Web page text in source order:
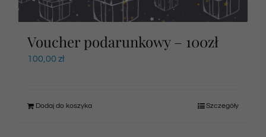
Voucher podarunkowy – 100zł
100,00 zł
Dodaj do koszyka Szczegóły